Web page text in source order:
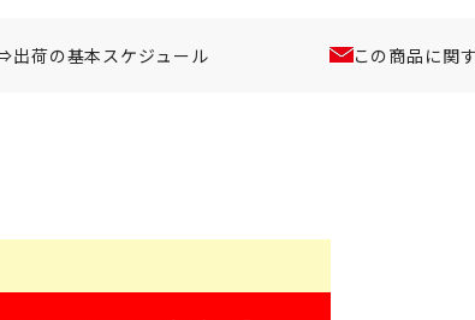
出荷の基本スケジュール この商品に関